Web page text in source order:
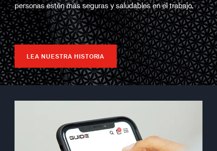
personas estén más seguras y saludables en el trabajo.
LEA NUESTRA HISTORIA